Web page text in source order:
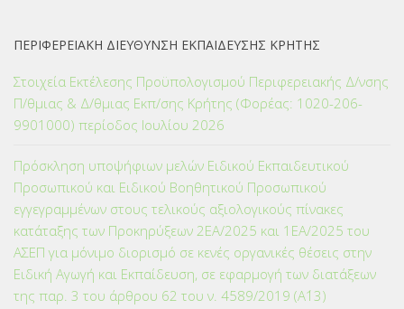
ΠΕΡΙΦΕΡΕΙΑΚΗ ΔΙΕΥΘΥΝΣΗ ΕΚΠΑΙΔΕΥΣΗΣ ΚΡΗΤΗΣ
Στοιχεία Εκτέλεσης Προϋπολογισμού Περιφερειακής Δ/νσης
Π/θμιας & Δ/θμιας Εκπ/σης Κρήτης (Φορέας: 1020-206-
9901000) περίοδος Ιουλίου 2026
Πρόσκληση υποψήφιων μελών Ειδικού Εκπαιδευτικού
Προσωπικού και Ειδικού Βοηθητικού Προσωπικού
εγγεγραμμένων στους τελικούς αξιολογικούς πίνακες
κατάταξης των Προκηρύξεων 2ΕΑ/2025 και 1ΕΑ/2025 του
ΑΣΕΠ για μόνιμο διορισμό σε κενές οργανικές θέσεις στην
Ειδική Αγωγή και Εκπαίδευση, σε εφαρμογή των διατάξεων
της παρ. 3 του άρθρου 62 του ν. 4589/2019 (Α΄13)